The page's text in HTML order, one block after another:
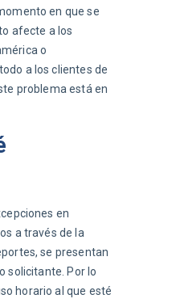
en que se
afecte a los
o
a los clientes de
problema está en
en
a través de la
se presentan
solicitante. Por lo
horario al que esté